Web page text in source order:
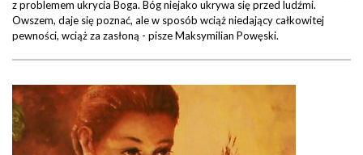
z problemem ukrycia Boga. Bóg niejako ukrywa się przed ludźmi.
Owszem, daje się poznać, ale w sposób wciąż niedający całkowitej
pewności, wciąż za zasłoną - pisze Maksymilian Powęski.